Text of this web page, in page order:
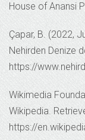
House of Anansi
Çapar, B. (2022,
Nehirden Denize
https://
Wikimedia
Wikipedia.
https://